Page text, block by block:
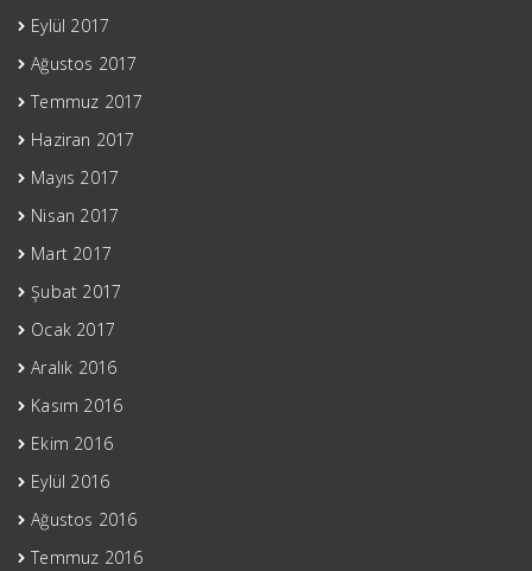
Eylül 2017
Ağustos 2017
Temmuz 2017
Haziran 2017
Mayıs 2017
Nisan 2017
Mart 2017
Şubat 2017
Ocak 2017
Aralık 2016
Kasım 2016
Ekim 2016
Eylül 2016
Ağustos 2016
Temmuz 2016